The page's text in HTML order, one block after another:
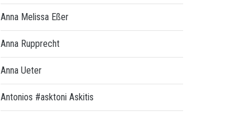
Anna Melissa Eßer
Anna Rupprecht
Anna Ueter
Antonios #asktoni Askitis